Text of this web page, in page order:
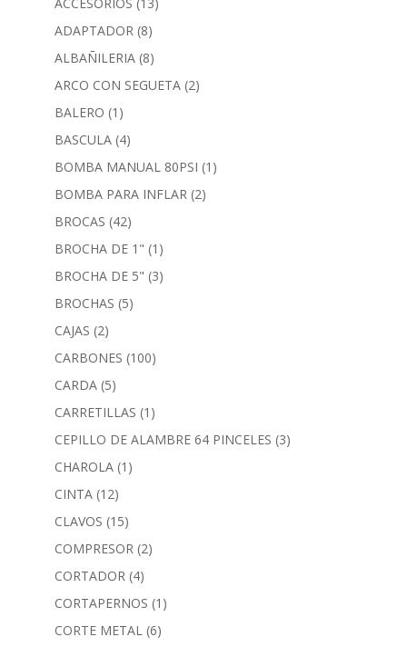
ADAPTADOR (8)
ALBAÑILERIA (8)
ARCO CON SEGUETA (2)
BALERO (1)
BASCULA (4)
BOMBA MANUAL 80PSI (1)
BOMBA PARA INFLAR (2)
BROCAS (42)
BROCHA DE 1" (1)
BROCHA DE 5" (3)
BROCHAS (5)
CAJAS (2)
CARBONES (100)
CARDA (5)
CARRETILLAS (1)
CEPILLO DE ALAMBRE 64 PINCELES (3)
CHAROLA (1)
CINTA (12)
CLAVOS (15)
COMPRESOR (2)
CORTADOR (4)
CORTAPERNOS (1)
CORTE METAL (6)